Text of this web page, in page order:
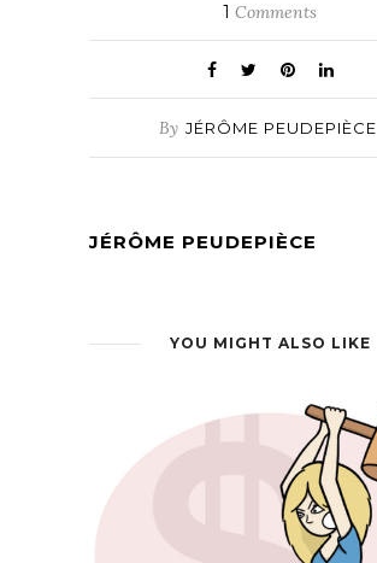
1 Comments
By JÉRÔME PEUDEPIÈCE
JÉRÔME PEUDEPIÈCE
YOU MIGHT ALSO LIKE